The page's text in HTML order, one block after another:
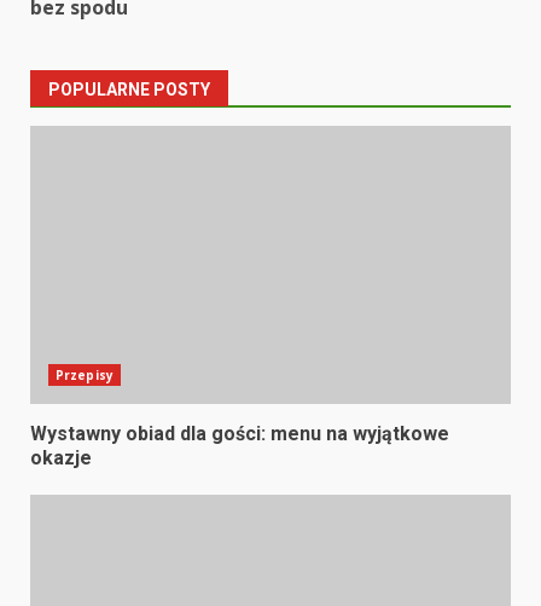
bez spodu
POPULARNE POSTY
Przepisy
Wystawny obiad dla gości: menu na wyjątkowe
okazje